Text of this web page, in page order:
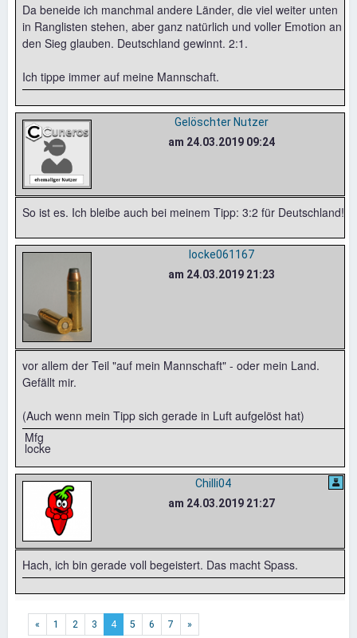
Da beneide ich manchmal andere Länder, die viel weiter unten
in Ranglisten stehen, aber ganz natürlich und voller Emotion an
den Sieg glauben. Deutschland gewinnt. 2:1.
Ich tippe immer auf meine Mannschaft.
Gelöschter Nutzer
am 24.03.2019 09:24
So ist es. Ich bleibe auch bei meinem Tipp: 3:2 für Deutschland!
locke061167
am 24.03.2019 21:23
vor allem der Teil "auf mein Mannschaft" - oder mein Land.
Gefällt mir.
(Auch wenn mein Tipp sich gerade in Luft aufgelöst hat)
Mfg
locke
Chilli04
am 24.03.2019 21:27
Hach, ich bin gerade voll begeistert. Das macht Spass.
« 1 2 3 4 5 6 7 »